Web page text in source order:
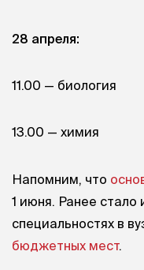
28 апреля:
11.00 — биология
13.00 — химия
Напомним, что
1 июня. Ранее стало
специальностях в
бюджетных мест.